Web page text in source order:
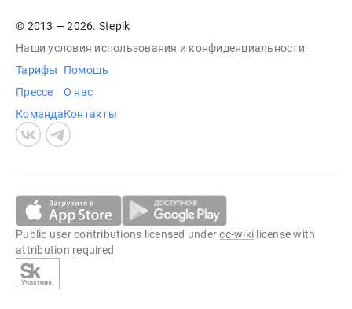
© 2013 — 2026. Stepik
Наши условия использования и конфиденциальности
Тарифы
Прессе
Команда
Помощь
О нас
Контакты
Public user contributions licensed undercc-wiki license with
attribution required